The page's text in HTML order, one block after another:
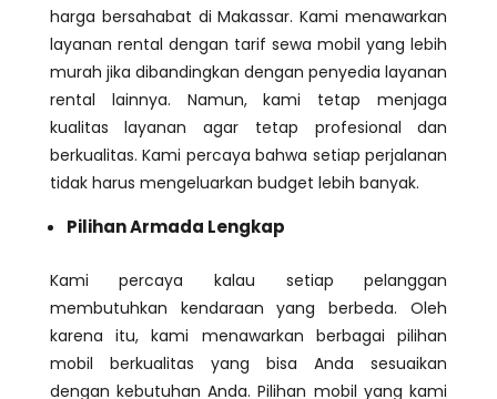
harga bersahabat di Makassar. Kami menawarkan
layanan rental dengan tarif sewa mobil yang lebih
murah jika dibandingkan dengan penyedia layanan
rental lainnya. Namun, kami tetap menjaga
kualitas layanan agar tetap profesional dan
berkualitas. Kami percaya bahwa setiap perjalanan
tidak harus mengeluarkan budget lebih banyak.
Pilihan Armada Lengkap
Kami percaya kalau setiap pelanggan
membutuhkan kendaraan yang berbeda. Oleh
karena itu, kami menawarkan berbagai pilihan
mobil berkualitas yang bisa Anda sesuaikan
dengan kebutuhan Anda. Pilihan mobil yang kami